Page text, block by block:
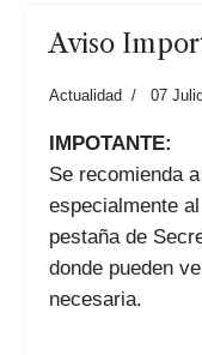
Aviso
Actualidad 07
IMPOTANTE:
Se recomienda
especialmente
pestaña de
donde pueden
necesaria.